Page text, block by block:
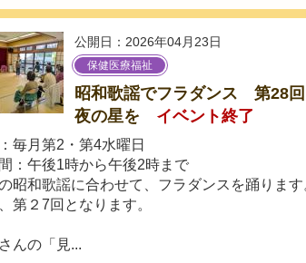
公開日：2026年04月23日
保健医療福祉
昭和歌謡でフラダンス 第28
夜の星を
イベント終了
毎月第2・第4水曜日
：午後1時から午後2時まで
昭和歌謡に合わせて、フラダンスを踊ります
第２7回となります。
んの「見...